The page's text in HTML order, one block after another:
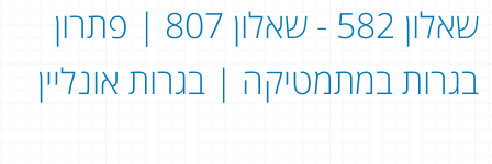
שאלון 582 - שאלון 807 | פתרון
בגרות במתמטיקה | בגרות אונליין